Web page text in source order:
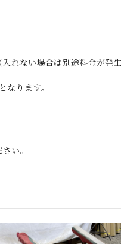
れない場合は別途料金が発
ります。
い。